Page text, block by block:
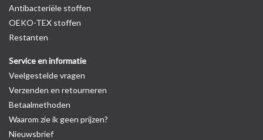
Antibacteriële stoffen
OEKO-TEX stoffen
Restanten
Service en informatie
Veelgestelde vragen
Verzenden en retourneren
Betaalmethoden
Waarom zie ik geen prijzen?
Nieuwsbrief